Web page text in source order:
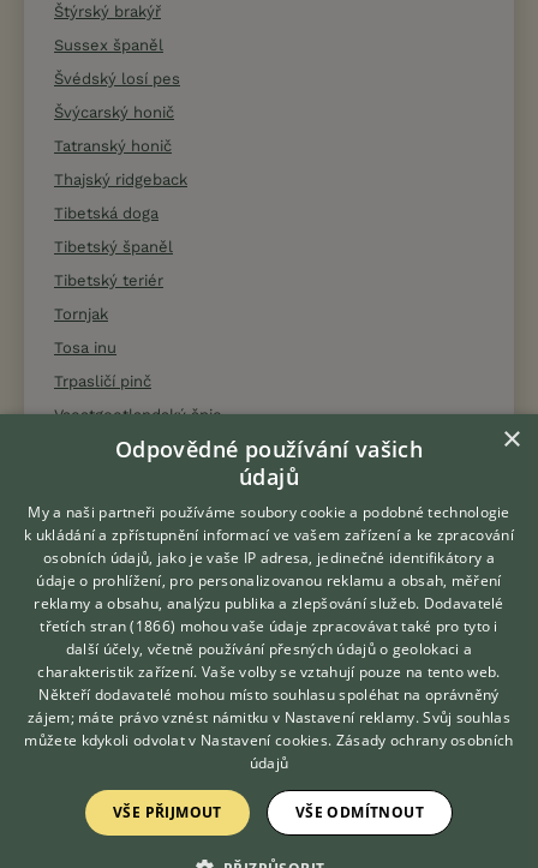
Štýrský brakýř
Sussex španěl
Švédský losí pes
Švýcarský honič
Tatranský honič
Thajský ridgeback
Tibetská doga
Tibetský španěl
Tibetský teriér
Tornjak
Tosa inu
Trpasličí pinč
Vaestgoetlandský špic
Velký hrubosrstý vendéeský baset
Velký münsterlandský ohař
Velký švýcarský salašnický pes
Velškorgi - cardigan
Velškorgi - pembroke
Velššpringršpaněl
Velšteriér
Vestfálský jezevčíkovitý honič
Vipet
Vydrař
West highland white teriér
Hledáte zvířecího kamaráda?
Zdarma vám poradí
VETERINÁŘ ONLINE
KONZULTOVAT S
VETERINÁŘEM
×
Odpovědné používání vašich
údajů
My a naši partneři používáme soubory cookie a podobné technologie
k ukládání a zpřístupnění informací ve vašem zařízení a ke zpracování
osobních údajů, jako je vaše IP adresa, jedinečné identifikátory a
údaje o prohlížení, pro personalizovanou reklamu a obsah, měření
reklamy a obsahu, analýzu publika a zlepšování služeb. Dodavatelé
třetích stran (1866) mohou vaše údaje zpracovávat také pro tyto i
další účely, včetně používání přesných údajů o geolokaci a
charakteristik zařízení. Vaše volby se vztahují pouze na tento web.
Někteří dodavatelé mohou místo souhlasu spoléhat na oprávněný
zájem; máte právo vznést námitku v Nastavení reklamy. Svůj souhlas
můžete kdykoli odvolat v Nastavení cookies. Zásady ochrany osobních
údajů
VŠE PŘIJMOUT VŠE ODMÍTNOUT